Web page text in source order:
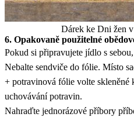
Dárek ke Dni žen
6. Opakovaně použitelné
Pokud si připravujete jídlo s
Nebalte sendviče do fólie. Místo
+ potravinová fólie volte skleněné
uchovávání potravin.
Nahraďte jednorázové příbory